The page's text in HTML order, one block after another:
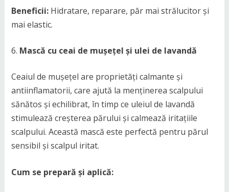
Beneficii:Hidratare, reparare, păr mai strălucitor și
mai elastic.
Mască cu ceai de mușețel și ulei de lavandă
Ceaiul de mușețel are proprietăți calmante și
antiinflamatorii, care ajută la menținerea scalpului
sănătos și echilibrat, în timp ce uleiul de lavandă
stimulează creșterea părului și calmează iritațiile
scalpului. Această mască este perfectă pentru părul
sensibil și scalpul iritat.
Cum se prepară și aplică: